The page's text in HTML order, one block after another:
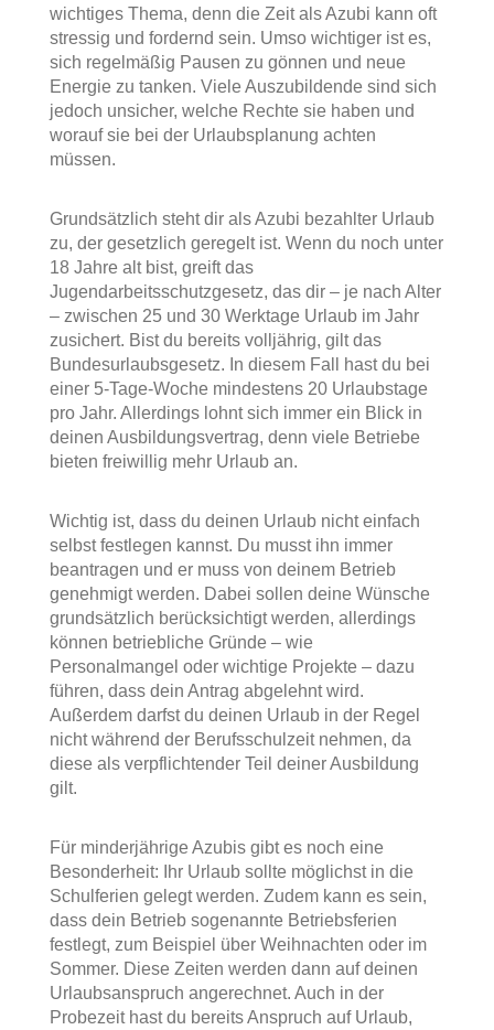
wichtiges Thema, denn die Zeit als Azubi kann oft
stressig und fordernd sein. Umso wichtiger ist es,
sich regelmäßig Pausen zu gönnen und neue
Energie zu tanken. Viele Auszubildende sind sich
jedoch unsicher, welche Rechte sie haben und
worauf sie bei der Urlaubsplanung achten
müssen.
Grundsätzlich steht dir als Azubi bezahlter Urlaub
zu, der gesetzlich geregelt ist. Wenn du noch unter
18 Jahre alt bist, greift das
Jugendarbeitsschutzgesetz, das dir – je nach Alter
– zwischen 25 und 30 Werktage Urlaub im Jahr
zusichert. Bist du bereits volljährig, gilt das
Bundesurlaubsgesetz. In diesem Fall hast du bei
einer 5-Tage-Woche mindestens 20 Urlaubstage
pro Jahr. Allerdings lohnt sich immer ein Blick in
deinen Ausbildungsvertrag, denn viele Betriebe
bieten freiwillig mehr Urlaub an.
Wichtig ist, dass du deinen Urlaub nicht einfach
selbst festlegen kannst. Du musst ihn immer
beantragen und er muss von deinem Betrieb
genehmigt werden. Dabei sollen deine Wünsche
grundsätzlich berücksichtigt werden, allerdings
können betriebliche Gründe – wie
Personalmangel oder wichtige Projekte – dazu
führen, dass dein Antrag abgelehnt wird.
Außerdem darfst du deinen Urlaub in der Regel
nicht während der Berufsschulzeit nehmen, da
diese als verpflichtender Teil deiner Ausbildung
gilt.
Für minderjährige Azubis gibt es noch eine
Besonderheit: Ihr Urlaub sollte möglichst in die
Schulferien gelegt werden. Zudem kann es sein,
dass dein Betrieb sogenannte Betriebsferien
festlegt, zum Beispiel über Weihnachten oder im
Sommer. Diese Zeiten werden dann auf deinen
Urlaubsanspruch angerechnet. Auch in der
Probezeit hast du bereits Anspruch auf Urlaub,